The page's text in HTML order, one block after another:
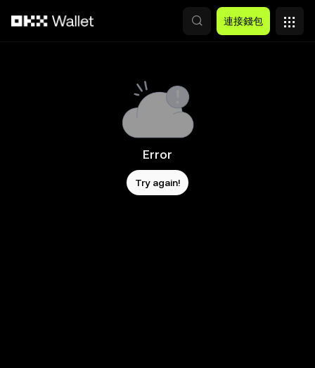
連接錢包
Error
Try again!